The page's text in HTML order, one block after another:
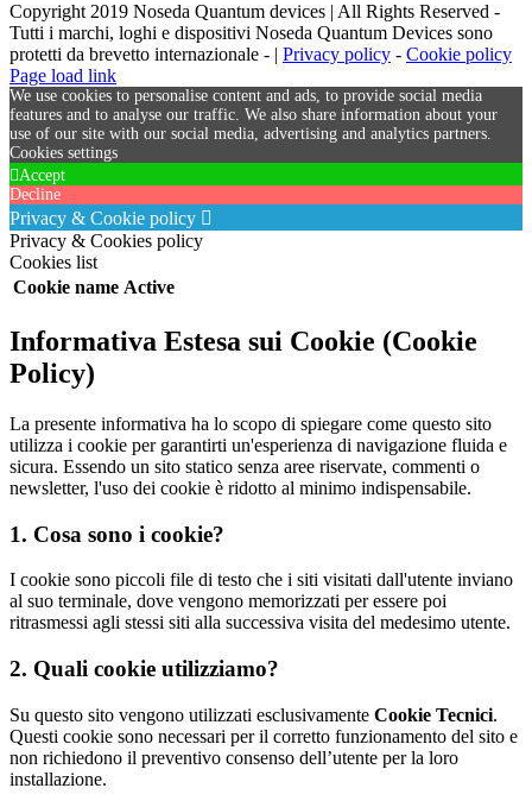
Copyright 2019 Noseda Quantum devices | All Rights Reserved -
Tutti i marchi, loghi e dispositivi Noseda Quantum Devices sono
protetti da brevetto internazionale - | Privacy policy - Cookie policy
Page load link
We use cookies to personalise content and ads, to provide social media
features and to analyse our traffic. We also share information about your
use of our site with our social media, advertising and analytics partners.
Cookies settings
Accept
Decline
Privacy & Cookie policy
Privacy & Cookies policy
Cookies list
Cookie name Active
Informativa Estesa sui Cookie (Cookie
Policy)
La presente informativa ha lo scopo di spiegare come questo sito
utilizza i cookie per garantirti un'esperienza di navigazione fluida e
sicura. Essendo un sito statico senza aree riservate, commenti o
newsletter, l'uso dei cookie è ridotto al minimo indispensabile.
1. Cosa sono i cookie?
I cookie sono piccoli file di testo che i siti visitati dall'utente inviano
al suo terminale, dove vengono memorizzati per essere poi
ritrasmessi agli stessi siti alla successiva visita del medesimo utente.
2. Quali cookie utilizziamo?
Su questo sito vengono utilizzati esclusivamente Cookie Tecnici.
Questi cookie sono necessari per il corretto funzionamento del sito e
non richiedono il preventivo consenso dell’utente per la loro
installazione.